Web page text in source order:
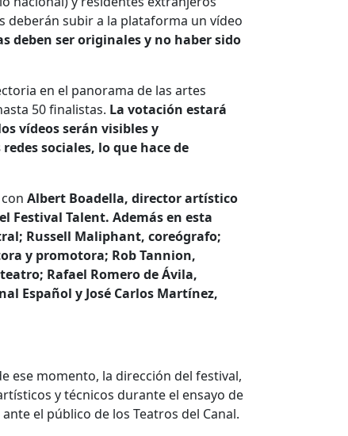
deberán subir a la plataforma un vídeo
deben ser originales y no haber sido
en el panorama de las artes
50 finalistas. La votación estará
vídeos serán visibles y
sociales, lo que hace de
Albert Boadella, director artístico
Festival Talent. Además en esta
Russell Maliphant, coreógrafo;
y promotora; Rob Tannion,
Rafael Romero de Ávila,
Español y José Carlos Martínez,
ese momento, la dirección del festival,
y técnicos durante el ensayo de
el público de los Teatros del Canal.